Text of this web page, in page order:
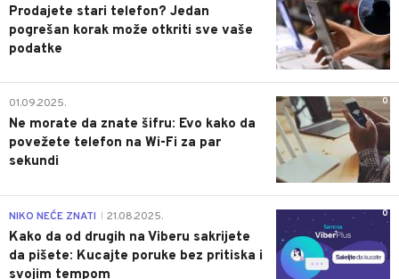
Prodajete stari telefon? Jedan
pogrešan korak može otkriti sve vaše
podatke
0
01.09.2025.
Ne morate da znate šifru: Evo kako da
povežete telefon na Wi-Fi za par
sekundi
0
NIKO NEĆE ZNATI 21.08.2025.
Kako da od drugih na Viberu sakrijete
da pišete: Kucajte poruke bez pritiska i
svojim tempom